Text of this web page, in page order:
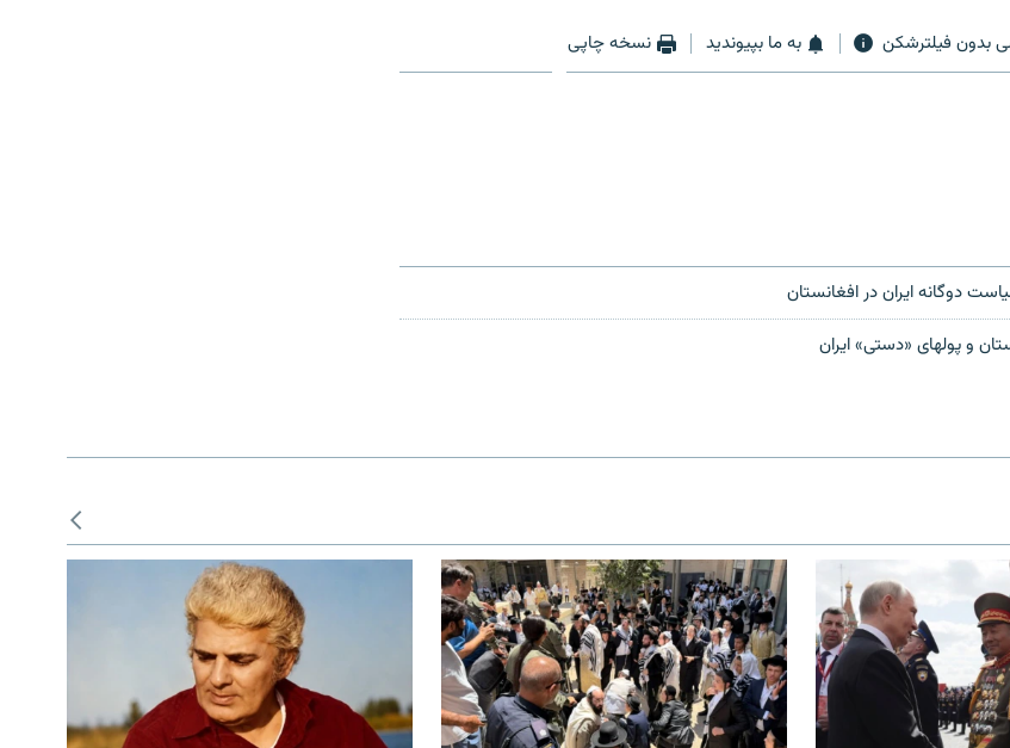
بدون فیلترشکن به ما بپیوندید نسخه چاپی
دوگانه ایران در افغانستان
و پولهای «دستی» ایران